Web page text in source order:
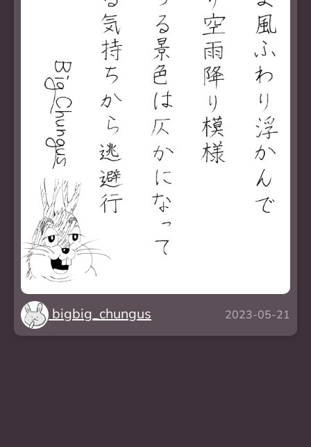
bigbig_chungus 2023-05-21